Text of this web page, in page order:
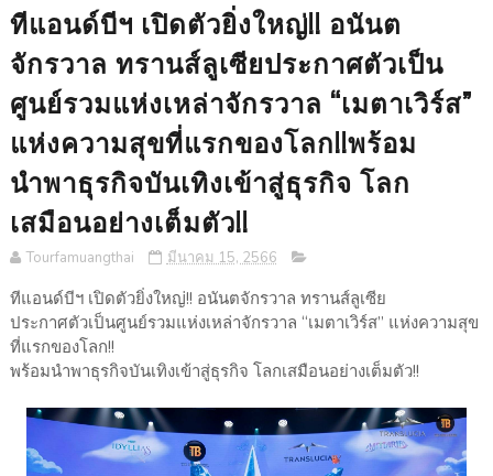
ทีแอนด์บีฯ เปิดตัวยิ่งใหญ่!! อนันต
จักรวาล ทรานส์ลูเซียประกาศตัวเป็น
ศูนย์รวมแห่งเหล่าจักรวาล “เมตาเวิร์ส”
แห่งความสุขที่แรกของโลก!!พร้อม
นำพาธุรกิจบันเทิงเข้าสู่ธุรกิจ โลก
เสมือนอย่างเต็มตัว!!
Tourfamuangthai มีนาคม 15, 2566
ทีแอนด์บีฯ เปิดตัวยิ่งใหญ่!! อนันตจักรวาล ทรานส์ลูเซีย
ประกาศตัวเป็นศูนย์รวมแห่งเหล่าจักรวาล “เมตาเวิร์ส” แห่งความสุข
ที่แรกของโลก!!
พร้อมนำพาธุรกิจบันเทิงเข้าสู่ธุรกิจ โลกเสมือนอย่างเต็มตัว!!